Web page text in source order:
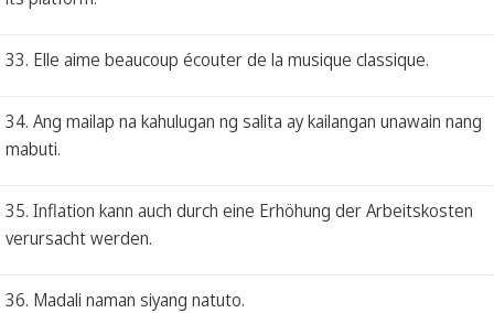
33. Elle aime beaucoup écouter de la musique classique.
34. Ang mailap na kahulugan ng salita ay kailangan unawain nang
mabuti.
35. Inflation kann auch durch eine Erhöhung der Arbeitskosten
verursacht werden.
36. Madali naman siyang natuto.